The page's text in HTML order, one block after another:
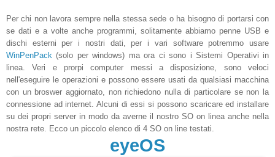
Per chi non lavora sempre nella stessa sede o ha bisogno di portarsi con
se dati e a volte anche programmi, solitamente abbiamo penne USB e
dischi esterni per i nostri dati, per i vari software potremmo usare
WinPenPack (solo per windows) ma ora ci sono i Sistemi Operativi in
linea. Veri e prorpi computer messi a disposizione, sono veloci
nell'eseguire le operazioni e possono essere usati da qualsiasi macchina
con un broswer aggiornato, non richiedono nulla di particolare se non la
connessione ad internet. Alcuni di essi si possono scaricare ed installare
su dei propri server in modo da averne il nostro SO on linea anche nella
nostra rete. Ecco un piccolo elenco di 4 SO on line testati.
eyeOS